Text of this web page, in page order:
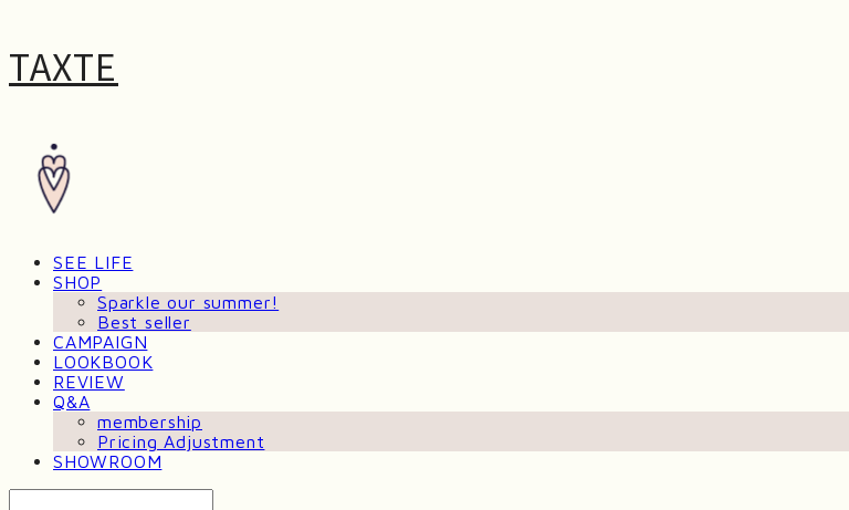
TAXTE
SEE LIFE
SHOP
Sparkle our summer!
Best seller
CAMPAIGN
LOOKBOOK
REVIEW
Q&A
membership
Pricing Adjustment
SHOWROOM